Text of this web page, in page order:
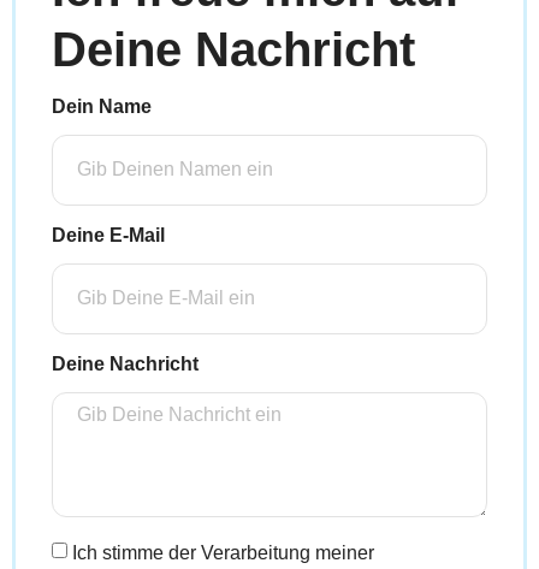
Deine Nachricht
Dein Name
Deine E-Mail
Deine Nachricht
Ich stimme der Verarbeitung meiner